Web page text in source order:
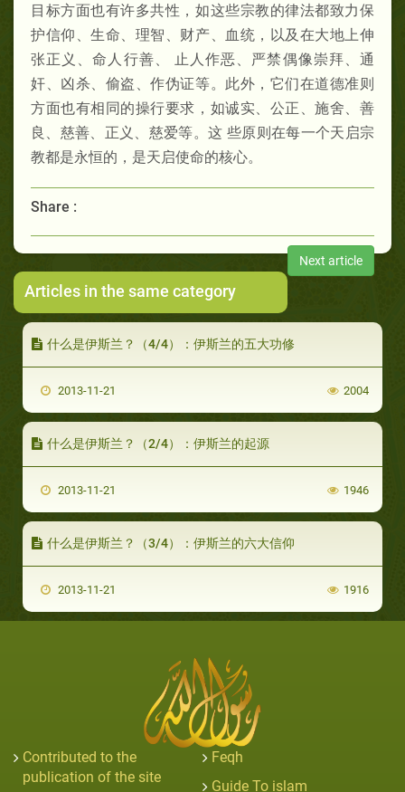
目标方面也有许多共性，如这些宗教的律法都致力保
护信仰、生命、理智、财产、血统，以及在大地上伸
张正义、命人行善、 止人作恶、严禁偶像崇拜、通
奸、凶杀、偷盗、作伪证等。此外，它们在道德准则
方面也有相同的操行要求，如诚实、公正、施舍、善
良、慈善、正义、慈爱等。这 些原则在每一个天启宗
教都是永恒的，是天启使命的核心。
Share :
Next article
Articles in the same category
什么是伊斯兰？（4/4）：伊斯兰的五大功修
2013-11-21 2004
什么是伊斯兰？（2/4）：伊斯兰的起源
2013-11-21 1946
什么是伊斯兰？（3/4）：伊斯兰的六大信仰
2013-11-21 1916
Contributed to the
publication of the site
Feqh
Guide To islam